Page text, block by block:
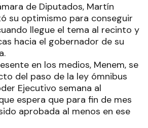
de Diputados, Martín
su optimismo para conseguir
llegue el tema al recinto y
hacia el gobernador de su
en los medios, Menem, se
del paso de la ley ómnibus
Ejecutivo semana al
espera que para fin de mes
aprobada al menos en ese